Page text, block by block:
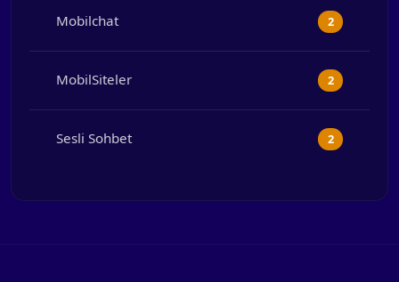
Mobilchat 2
MobilSiteler 2
Sesli Sohbet 2